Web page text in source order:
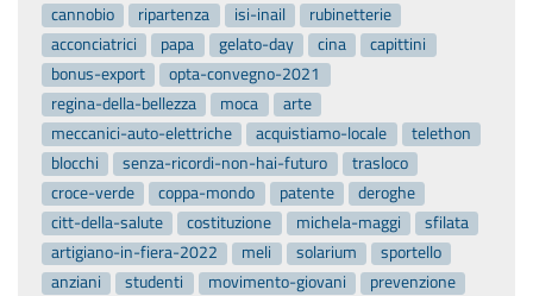
cannobio
ripartenza isi-inail
rubinetterie
acconciatrici
papa gelato-day cina
capittini
bonus-export
opta-convegno-2021
regina-della-bellezza
moca
arte
meccanici-auto-elettriche
acquistiamo-locale
telethon
blocchi
senza-ricordi-non-hai-futuro
trasloco
croce-verde
coppa-mondo patente
deroghe
citt-della-salute
costituzione michela-maggi
sfilata
artigiano-in-fiera-2022
meli solarium
sportello
anziani
studenti movimento-giovani
prevenzione